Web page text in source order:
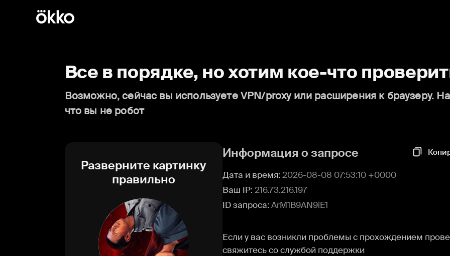
Все в порядке, но хотим кое-что
Возможно, сейчас вы используете VPN/proxy или расширения к браузеру.
что вы не робот
Разверните картинку
правильно
Информация о запросе
Дата и время: 2026-08-08 07:53:10 +0000
Ваш IP: 216.73.216.197
ID запроса: ArM1B9AN9iE1
Если у вас возникли проблемы с прохождением
свяжитесь со службой поддержки